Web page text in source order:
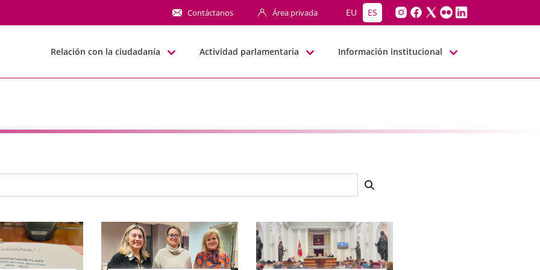
Contáctanos Área privada EU ES
Relación con la ciudadanía Actividad parlamentaria Información institucional
búsqueda